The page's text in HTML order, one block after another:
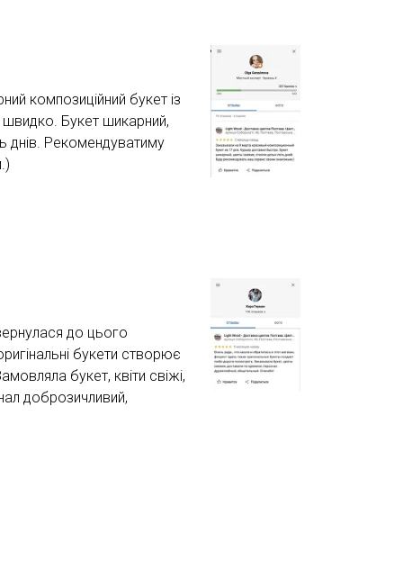
композиційний букет із
Букет шикарний,
днів. Рекомендуватиму
до цього
букети створює
букет, квіти свіжі,
доброзичливий,